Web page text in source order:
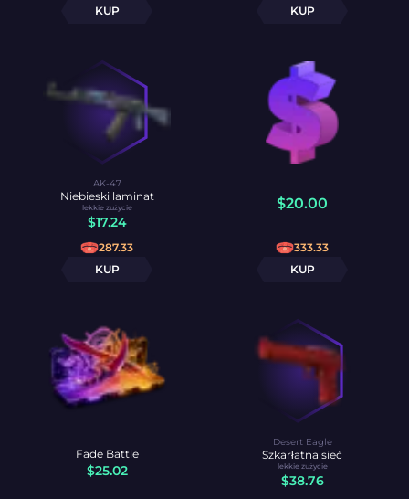
KUP
KUP
AK-47
Niebieski laminat
lekkie zużycie
$17.24
287.33
KUP
$20.00
333.33
KUP
Fade Battle
$25.02
Desert Eagle
Szkarłatna sieć
lekkie zużycie
$38.76